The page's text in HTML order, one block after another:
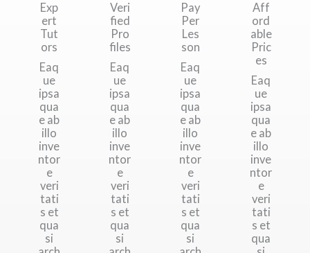
Exp
ert
Tut
ors
Eaq
ue
ipsa
qua
e ab
illo
inve
ntor
e
veri
tati
s et
qua
si
Veri
fied
Pro
files
Eaq
ue
ipsa
qua
e ab
illo
inve
ntor
e
veri
tati
s et
qua
si
Pay
Per
Les
son
Eaq
ue
ipsa
qua
e ab
illo
inve
ntor
e
veri
tati
s et
qua
si
Aff
ord
able
Pric
es
Eaq
ue
ipsa
qua
e ab
illo
inve
ntor
e
veri
tati
s et
qua